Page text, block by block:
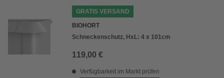
GRATIS VERSAND
BIOHORT
Schneckenschutz, HxL: 4 x 101cm
119,00 €
Verfügbarkeit im Markt prüfen